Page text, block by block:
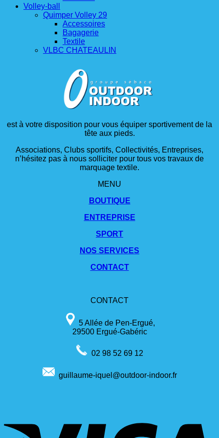
Volley-ball
Quimper Volley 29
Accessoires
Bagagerie
Textile
VLBC CHATEAULIN
est à votre disposition pour vous équiper sportivement de la
tête aux pieds.
Associations, Clubs sportifs, Collectivités, Entreprises,
n’hésitez pas à nous solliciter pour tous vos travaux de
marquage textile.
MENU
BOUTIQUE
ENTREPRISE
SPORT
NOS SERVICES
CONTACT
CONTACT
5 Allée de Pen-Ergué,
29500 Ergué-Gabéric
02 98 52 69 12
guillaume-iquel@outdoor-indoor.fr